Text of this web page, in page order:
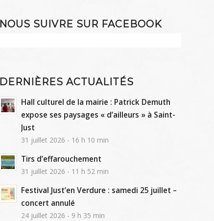
NOUS SUIVRE SUR FACEBOOK
DERNIÈRES ACTUALITÉS
Hall culturel de la mairie : Patrick Demuth
expose ses paysages « d’ailleurs » à Saint-
Just
31 juillet 2026 - 16 h 10 min
Tirs d’effarouchement
31 juillet 2026 - 11 h 52 min
Festival Just’en Verdure : samedi 25 juillet –
concert annulé
24 juillet 2026 - 9 h 35 min